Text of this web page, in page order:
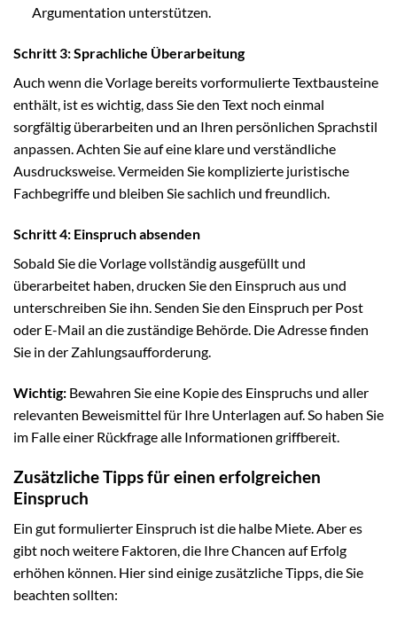
Argumentation unterstützen.
Schritt 3: Sprachliche Überarbeitung
Auch wenn die Vorlage bereits vorformulierte Textbausteine
enthält, ist es wichtig, dass Sie den Text noch einmal
sorgfältig überarbeiten und an Ihren persönlichen Sprachstil
anpassen. Achten Sie auf eine klare und verständliche
Ausdrucksweise. Vermeiden Sie komplizierte juristische
Fachbegriffe und bleiben Sie sachlich und freundlich.
Schritt 4: Einspruch absenden
Sobald Sie die Vorlage vollständig ausgefüllt und
überarbeitet haben, drucken Sie den Einspruch aus und
unterschreiben Sie ihn. Senden Sie den Einspruch per Post
oder E-Mail an die zuständige Behörde. Die Adresse finden
Sie in der Zahlungsaufforderung.
Wichtig: Bewahren Sie eine Kopie des Einspruchs und aller
relevanten Beweismittel für Ihre Unterlagen auf. So haben Sie
im Falle einer Rückfrage alle Informationen griffbereit.
Zusätzliche Tipps für einen erfolgreichen
Einspruch
Ein gut formulierter Einspruch ist die halbe Miete. Aber es
gibt noch weitere Faktoren, die Ihre Chancen auf Erfolg
erhöhen können. Hier sind einige zusätzliche Tipps, die Sie
beachten sollten: